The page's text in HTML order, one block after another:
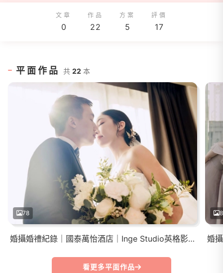
文章
0
作品
22
方案
5
評價
17
平面作品 共 22 本
78
婚攝婚禮紀錄｜國泰萬怡酒店｜Inge Studio英格影像
看更多平面作品